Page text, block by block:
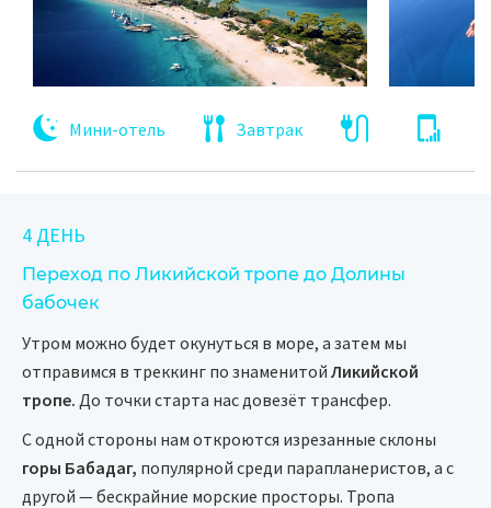
Мини-отель Завтрак
4 ДЕНЬ
Переход по Ликийской тропе до Долины
бабочек
Утром можно будет окунуться в море, а затем мы
отправимся в треккинг по знаменитой Ликийской
тропе. До точки старта нас довезёт трансфер.
С одной стороны нам откроются изрезанные склоны
горы Бабадаг, популярной среди парапланеристов, а с
другой — бескрайние морские просторы. Тропа